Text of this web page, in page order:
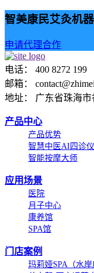
智美康民艾灸机
申请代理合作
电话： 400 8272 199
邮箱：
地址： 广东省珠海
产品中心
产品优势
智慧中医AI四诊仪
智能按摩大师
应用场景
医院
月子中心
康养馆
SPA馆
门店案例
玛莉娅SPA（水岸